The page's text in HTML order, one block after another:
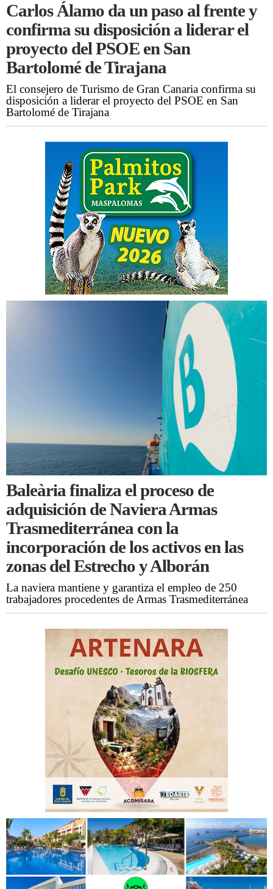
Carlos Álamo da un paso al frente y
confirma su disposición a liderar el
proyecto del PSOE en San
Bartolomé de Tirajana
El consejero de Turismo de Gran Canaria confirma su
disposición a liderar el proyecto del PSOE en San
Bartolomé de Tirajana
Baleària finaliza el proceso de
adquisición de Naviera Armas
Trasmediterránea con la
incorporación de los activos en las
zonas del Estrecho y Alborán
La naviera mantiene y garantiza el empleo de 250
trabajadores procedentes de Armas Trasmediterránea